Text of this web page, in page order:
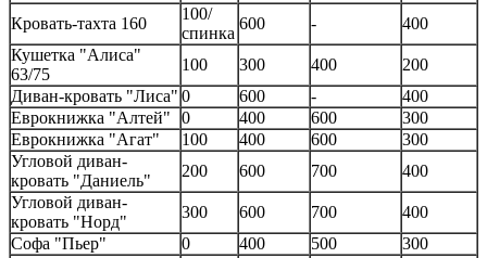
Кровать-тахта 160
100/
спинка
600 -
400
Кушетка "Алиса"
63/75
100 300 400
200
Диван-кровать "Лиса" 0 600 -
400
Еврокнижка "Алтей"
0 400 600
300
Еврокнижка "Агат"
100 400 600
300
Угловой диван-
кровать "Даниель"
200 600 700
400
Угловой диван-
кровать "Норд"
300 600 700
400
Софа "Пьер"
0 400 500
300